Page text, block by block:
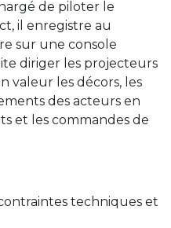
de piloter le
il enregistre au
sur une console
diriger les projecteurs
valeur les décors, les
des acteurs en
et les commandes de
techniques et